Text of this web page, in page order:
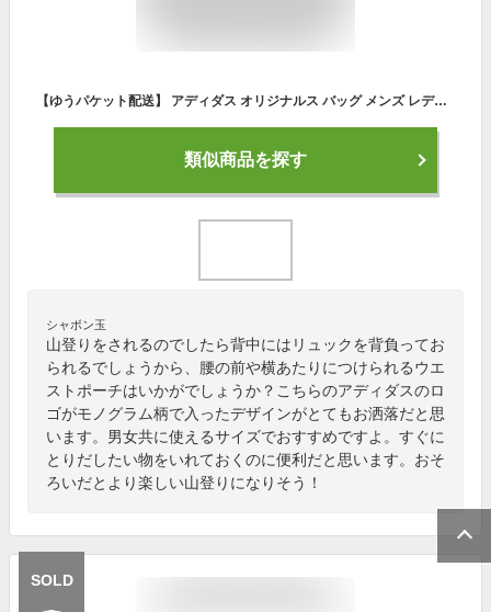
【ゆうパケット配送】 アディダス オリジナルス バッグ メンズ レディース ADIDAS ORIGINALS WAIST BAG ウエストバッグ ウエストポーチ ボディバッグ 総柄 カジュアル デイリー タウンユース アウトドア ハイキング 散歩 旅行 トラベル 学生 スポーツ 鞄 カバン
類似商品を探す
シャボン玉
山登りをされるのでしたら背中にはリュックを背負ってお
られるでしょうから、腰の前や横あたりにつけられるウエ
ストポーチはいかがでしょうか？こちらのアディダスのロ
ゴがモノグラム柄で入ったデザインがとてもお洒落だと思
います。男女共に使えるサイズでおすすめですよ。すぐに
とりだしたい物をいれておくのに便利だと思います。おそ
ろいだとより楽しい山登りになりそう！
SOLD